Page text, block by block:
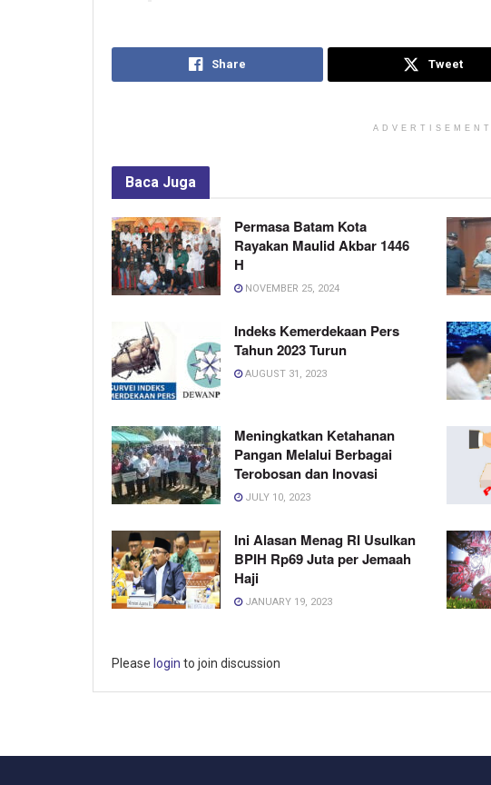
Share Tweet
ADVERTISEMENT
Baca Juga
Permasa Batam Kota
Rayakan Maulid Akbar 1446
H
NOVEMBER 25, 2024
Indeks Kemerdekaan Pers
Tahun 2023 Turun
AUGUST 31, 2023
Meningkatkan Ketahanan
Pangan Melalui Berbagai
Terobosan dan Inovasi
JULY 10, 2023
Ini Alasan Menag RI Usulkan
BPIH Rp69 Juta per Jemaah
Haji
JANUARY 19, 2023
Please login to join discussion